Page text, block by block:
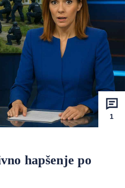
1
hapšenje po